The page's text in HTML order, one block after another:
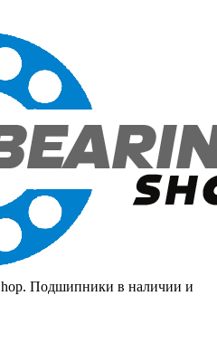
Подшипники в наличии и